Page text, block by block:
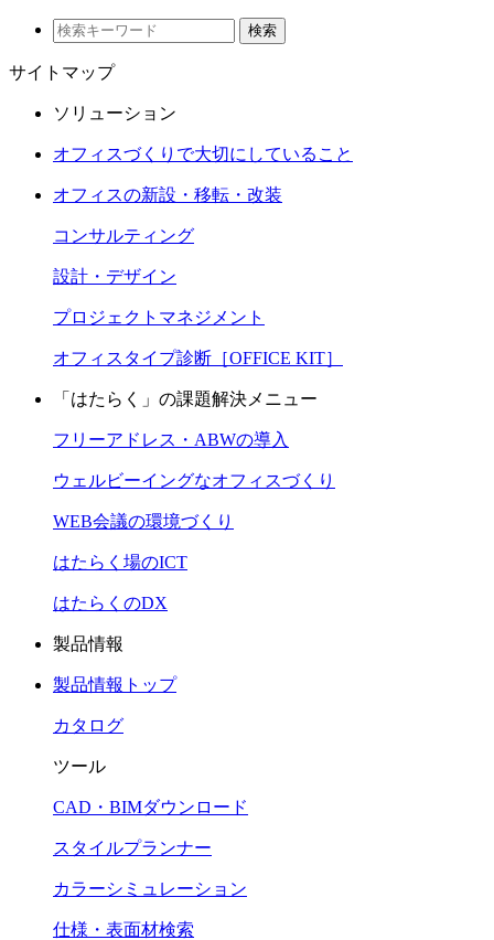
検索
サイトマップ
ソリューション
オフィスづくりで大切にしていること
オフィスの新設・移転・改装
コンサルティング
設計・デザイン
プロジェクトマネジメント
オフィスタイプ診断［OFFICE KIT］
「はたらく」の課題解決メニュー
フリーアドレス・ABWの導入
ウェルビーイングなオフィスづくり
WEB会議の環境づくり
はたらく場のICT
はたらくのDX
製品情報
製品情報トップ
カタログ
ツール
CAD・BIMダウンロード
スタイルプランナー
カラーシミュレーション
仕様・表面材検索